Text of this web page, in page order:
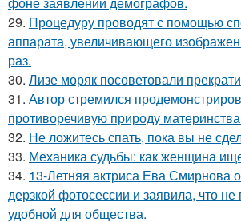
29. Процедуру проводят с помощью
аппарата, увеличивающего
раз.
30. Лизе моряк посоветовали
31. Автор стремился
противоречивую природу
32. Не ложитесь спать, пока вы не
33. Механика судьбы: как женщина
34. 13-Летняя актриса Ева Смирнова
дерзкой фотосессии и заявила, что не
удобной для общества.